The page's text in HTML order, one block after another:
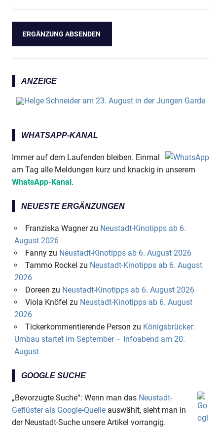
ANZEIGE
WHATSAPP-KANAL
Immer auf dem Laufenden bleiben. Einmal
am Tag alle Meldungen kurz und knackig in unserem
WhatsApp-Kanal.
NEUESTE ERGÄNZUNGEN
Franziska Wagnerzu Neustadt-Kinotipps ab 6.
August 2026
Fannyzu Neustadt-Kinotipps ab 6. August 2026
Tammo Rockel zu Neustadt-Kinotipps ab 6. August
2026
Doreen zu Neustadt-Kinotipps ab 6. August 2026
Viola Knöfel zu Neustadt-Kinotipps ab 6. August
2026
Tickerkommentierende Person zu Königsbrücker:
Umbau startet im September – Infoabend am 20.
August
GOOGLE SUCHE
„Bevorzugte Suche“: Wenn man das Neustadt-
Geflüster als Google-Quelle auswählt, sieht man in
der Neustadt-Suche unsere Artikel vorrangig.